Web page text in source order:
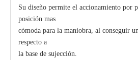
Su diseño permite el accionamiento por
posición mas
cómoda para la maniobra, al conseguir
respecto a
la base de sujección.